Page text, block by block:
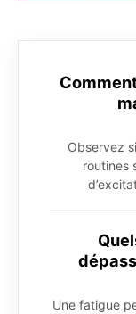
Observez
routines
Une fatigue